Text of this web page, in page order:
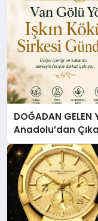
DOĞADAN GELEN
Anadolu’dan
Gölü Yöresel